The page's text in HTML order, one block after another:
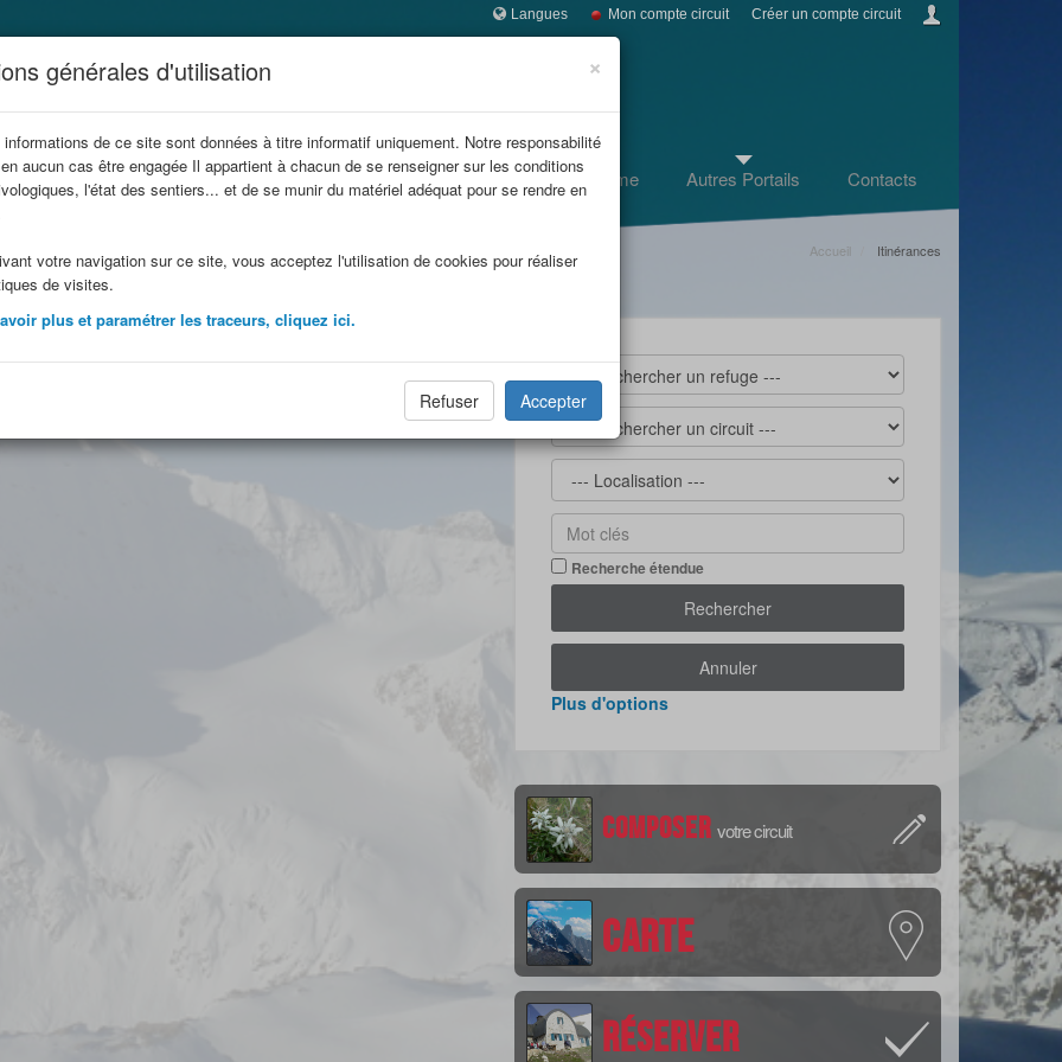
×
générales d'utilisation
de ce site sont données à titre informatif uniquement. Notre responsabilité
aucun cas être engagée Il appartient à chacun de se renseigner sur les conditions
l'état des sentiers... et de se munir du matériel adéquat pour se rendre en
votre navigation sur ce site, vous acceptez l'utilisation de cookies pour réaliser
de visites.
plus et paramétrer les traceurs, cliquez ici.
Refuser Accepter
Langues Mon compte circuit Créer un compte circuit
Refuges en famille Refuges Itinérances Infos tourisme Autres Portails Contacts
Accueil Itinérances
Recherche étendue
Rechercher
Annuler
Plus d'options
Composer votre circuit
Carte
Réserver